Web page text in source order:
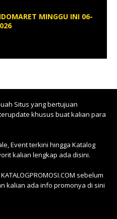
MINGGU INI 06-
Situs yang bertujuan
khusus buat kalian para
Event terkini hingga Katalog
kalian lengkap ada disini.
sebelum
kalian ada info promonya di sini